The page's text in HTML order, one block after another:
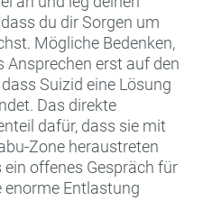
du dir Sorgen um
Mögliche Bedenken,
Ansprechen erst auf den
Suizid eine Lösung
Das direkte
dafür, dass sie mit
Zone heraustreten
offenes Gespräch für
enorme Entlastung